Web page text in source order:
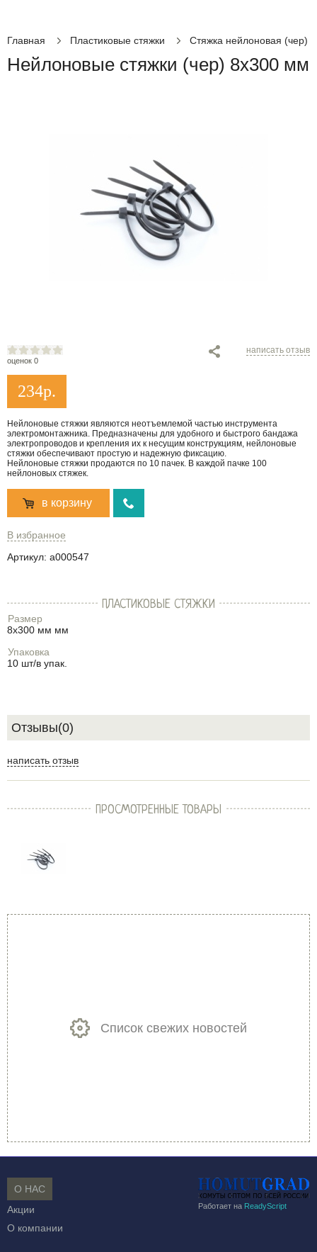
Главная Пластиковые стяжки Стяжка нейлоновая (чер)
Нейлоновые стяжки (чер) 8х300 мм
оценок 0
написать отзыв
234р.
Нейлоновые стяжки являются неотъемлемой частью инструмента
электромонтажника. Предназначены для удобного и быстрого бандажа
электропроводов и крепления их к несущим конструкциям, нейлоновые
стяжки обеспечивают простую и надежную фиксацию.
Нейлоновые стяжки продаются по 10 пачек. В каждой пачке 100
нейлоновых стяжек.
в корзину
В избранное
Артикул: a000547
ПЛАСТИКОВЫЕ СТЯЖКИ
Размер
8х300 мм мм
Упаковка
10 шт/в упак.
Отзывы(0)
написать отзыв
ПРОСМОТРЕННЫЕ ТОВАРЫ
Список свежих новостей
Работает на ReadyScript
О НАС
Акции
О компании